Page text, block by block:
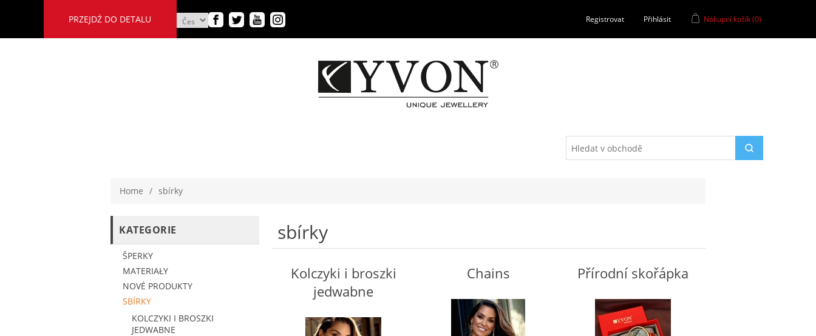
PRZEJDŹ DO DETALU Registrovat Přihlásit Nákupní košík(0)
Home / sbírky
KATEGORIE
ŠPERKY
MATERIAŁY
NOVÉ PRODUKTY
SBÍRKY
KOLCZYKI I BROSZKI
JEDWABNE
sbírky
Kolczyki i broszki
jedwabne
Chains Přírodní skořápka